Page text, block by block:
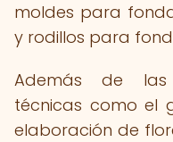
moldes para
y rodillos para
Además de las
técnicas como el
elaboración de